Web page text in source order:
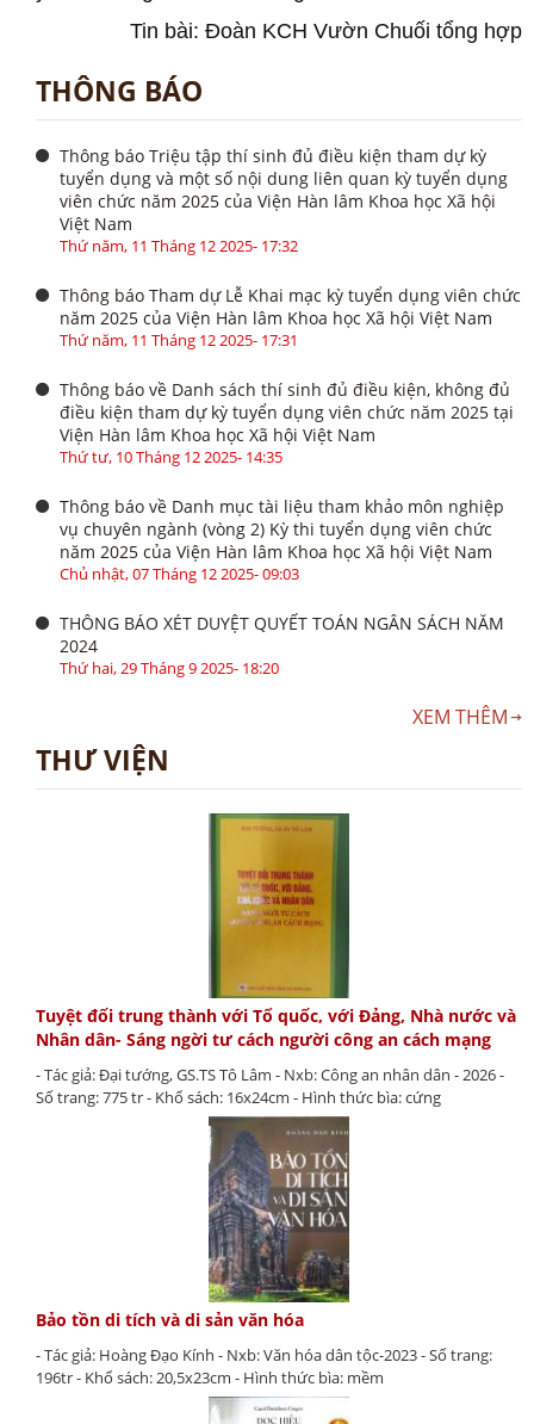
Tin bài: Đoàn KCH Vườn Chuối tổng hợp
THÔNG BÁO
Thông báo Triệu tập thí sinh đủ điều kiện tham dự kỳ
tuyển dụng và một số nội dung liên quan kỳ tuyển dụng
viên chức năm 2025 của Viện Hàn lâm Khoa học Xã hội
Việt Nam
Thứ năm, 11 Tháng 12 2025- 17:32
Thông báo Tham dự Lễ Khai mạc kỳ tuyển dụng viên chức
năm 2025 của Viện Hàn lâm Khoa học Xã hội Việt Nam
Thứ năm, 11 Tháng 12 2025- 17:31
Thông báo về Danh sách thí sinh đủ điều kiện, không đủ
điều kiện tham dự kỳ tuyển dụng viên chức năm 2025 tại
Viện Hàn lâm Khoa học Xã hội Việt Nam
Thứ tư, 10 Tháng 12 2025- 14:35
Thông báo về Danh mục tài liệu tham khảo môn nghiệp
vụ chuyên ngành (vòng 2) Kỳ thi tuyển dụng viên chức
năm 2025 của Viện Hàn lâm Khoa học Xã hội Việt Nam
Chủ nhật, 07 Tháng 12 2025- 09:03
THÔNG BÁO XÉT DUYỆT QUYẾT TOÁN NGÂN SÁCH NĂM
2024
Thứ hai, 29 Tháng 9 2025- 18:20
XEM THÊM
THƯ VIỆN
Tuyệt đối trung thành với Tổ quốc, với Đảng, Nhà nước và
Nhân dân- Sáng ngời tư cách người công an cách mạng
- Tác giả: Đại tướng, GS.TS Tô Lâm - Nxb: Công an nhân dân - 2026 -
Số trang: 775 tr - Khổ sách: 16x24cm - Hình thức bìa: cứng
Bảo tồn di tích và di sản văn hóa
- Tác giả: Hoàng Đạo Kính - Nxb: Văn hóa dân tộc-2023 - Số trang:
196tr - Khổ sách: 20,5x23cm - Hình thức bìa: mềm